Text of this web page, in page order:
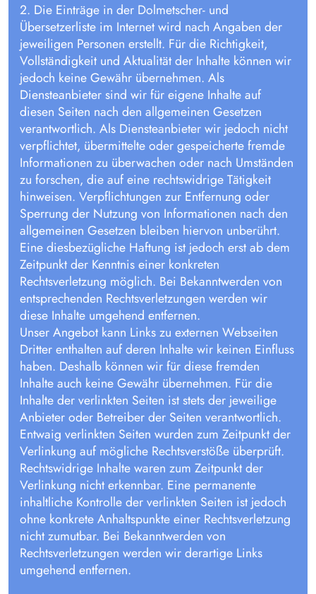
2. Die Einträge in der Dolmetscher- und
Übersetzerliste im Internet wird nach Angaben der
jeweiligen Personen erstellt. Für die Richtigkeit,
Vollständigkeit und Aktualität der Inhalte können wir
jedoch keine Gewähr übernehmen. Als
Diensteanbieter sind wir für eigene Inhalte auf
diesen Seiten nach den allgemeinen Gesetzen
verantwortlich. Als Diensteanbieter wir jedoch nicht
verpflichtet, übermittelte oder gespeicherte fremde
Informationen zu überwachen oder nach Umständen
zu forschen, die auf eine rechtswidrige Tätigkeit
hinweisen. Verpflichtungen zur Entfernung oder
Sperrung der Nutzung von Informationen nach den
allgemeinen Gesetzen bleiben hiervon unberührt.
Eine diesbezügliche Haftung ist jedoch erst ab dem
Zeitpunkt der Kenntnis einer konkreten
Rechtsverletzung möglich. Bei Bekanntwerden von
entsprechenden Rechtsverletzungen werden wir
diese Inhalte umgehend entfernen.
Unser Angebot kann Links zu externen Webseiten
Dritter enthalten auf deren Inhalte wir keinen Einfluss
haben. Deshalb können wir für diese fremden
Inhalte auch keine Gewähr übernehmen. Für die
Inhalte der verlinkten Seiten ist stets der jeweilige
Anbieter oder Betreiber der Seiten verantwortlich.
Entwaig verlinkten Seiten wurden zum Zeitpunkt der
Verlinkung auf mögliche Rechtsverstöße überprüft.
Rechtswidrige Inhalte waren zum Zeitpunkt der
Verlinkung nicht erkennbar. Eine permanente
inhaltliche Kontrolle der verlinkten Seiten ist jedoch
ohne konkrete Anhaltspunkte einer Rechtsverletzung
nicht zumutbar. Bei Bekanntwerden von
Rechtsverletzungen werden wir derartige Links
umgehend entfernen.